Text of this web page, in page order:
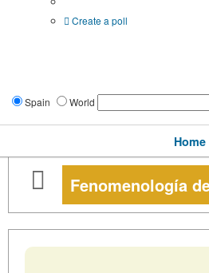
Create a poll
Spain World
Home
Fenomenología